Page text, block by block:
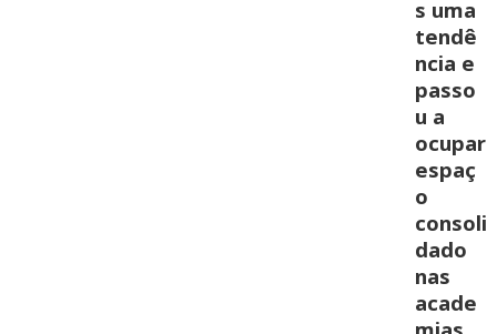
s uma
tendê
ncia e
passo
u a
ocupar
espaç
o
consoli
dado
nas
acade